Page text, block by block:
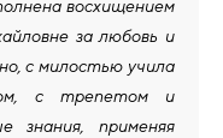
восхищением
за любовь и
с милостью учила
с трепетом и
знания, применяя